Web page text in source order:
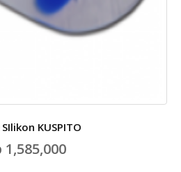
KUSPITO
1,585,000